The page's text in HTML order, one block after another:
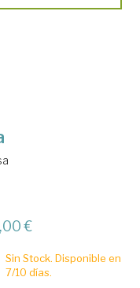
€
Sin Stock. Disponible en
7/10 días.